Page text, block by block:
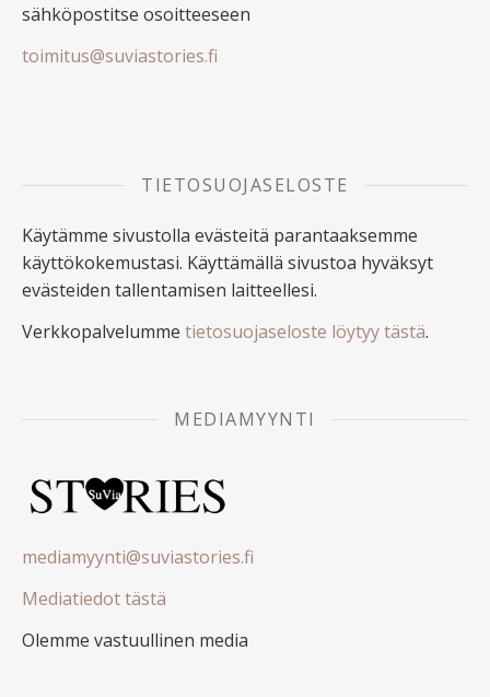
sähköpostitse osoitteeseen
toimitus@suviastories.fi
TIETOSUOJASELOSTE
Käytämme sivustolla evästeitä parantaaksemme
käyttökokemustasi. Käyttämällä sivustoa hyväksyt
evästeiden tallentamisen laitteellesi.
Verkkopalvelumme tietosuojaseloste löytyy tästä.
MEDIAMYYNTI
mediamyynti@suviastories.fi
Mediatiedot tästä
Olemme vastuullinen media